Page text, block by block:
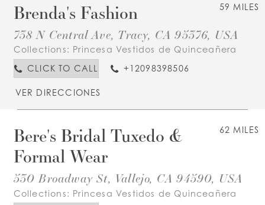
59 MILES
Brenda's Fashion
738 N Central Ave, Tracy, CA 95376, USA
Collections: Princesa Vestidos de Quinceañera
CLICK TO CALL
+12098398506
VER DIRECCIONES
62 MILES
Bere's Bridal Tuxedo &
Formal Wear
530 Broadway St, Vallejo, CA 94590, USA
Collections: Princesa Vestidos de Quinceañera